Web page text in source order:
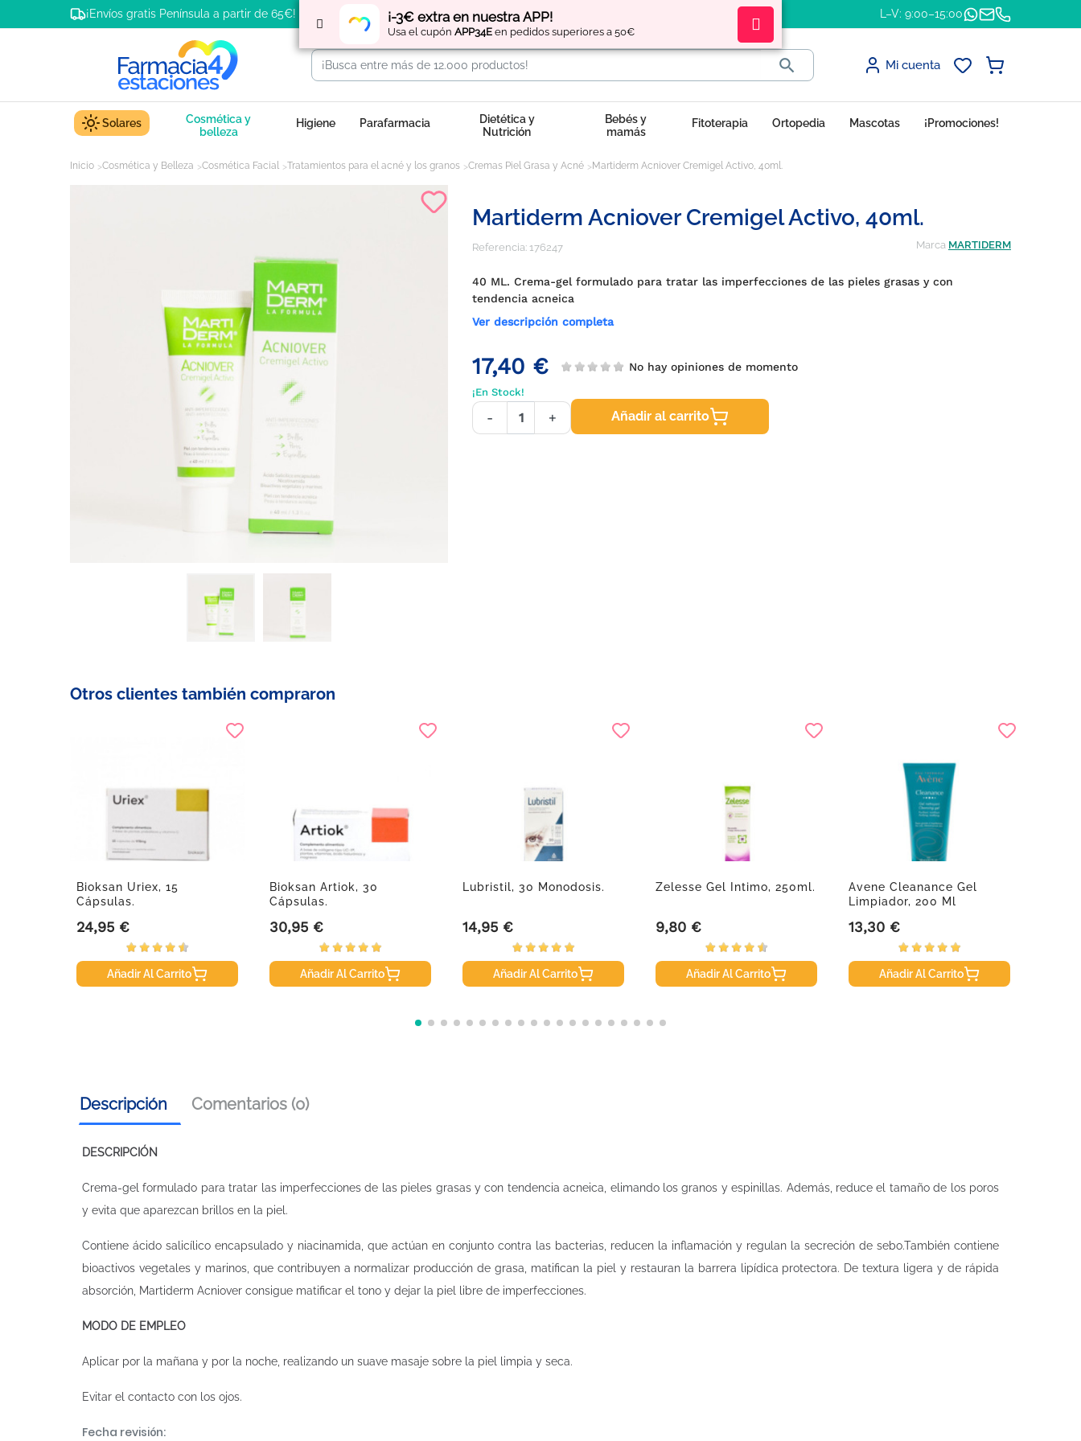
¡-3€ extra en nuestra APP!
Usa el cupón APP34E en pedidos superiores a 50€
¡Envíos gratis Península a partir de 65€! Regístratey obtén L–V: 9:00–15:00
 Mi cuenta
Solares
Cosmética y
belleza
Higiene Parafarmacia
Dietética y
Nutrición
Bebés y
mamás
Fitoterapia Ortopedia Mascotas ¡Promociones!
Inicio Cosmética y Belleza Cosmética Facial Tratamientos para el acné y los granos Cremas Piel Grasa y Acné Martiderm Acniover Cremigel Activo, 40ml.
Martiderm Acniover Cremigel Activo, 40ml.
Referencia: 176247 Marca MARTIDERM
40 ML. Crema-gel formulado para tratar las imperfecciones de las pieles grasas y con
tendencia acneica
Ver descripción completa
17,40 € No hay opiniones de momento
¡En Stock!
- + Añadir al carrito
Otros clientes también compraron
Bioksan Uriex, 15
Cápsulas.
Precio
24,95 €
Añadir Al Carrito
Bioksan Artiok, 30
Cápsulas.
Precio
30,95 €
Añadir Al Carrito
Lubristil, 30 Monodosis.
Precio
14,95 €
Añadir Al Carrito
Zelesse Gel Intimo, 250ml.
Precio
9,80 €
Añadir Al Carrito
Avene Cleanance Gel
Limpiador, 200 Ml
Precio
13,30 €
Añadir Al Carrito
Descripción Comentarios (0)
DESCRIPCIÓN
Crema-gel formulado para tratar las imperfecciones de las pieles grasas y con tendencia acneica, elimando los granos y espinillas. Además, reduce el tamaño de los poros
y evita que aparezcan brillos en la piel.
Contiene ácido salicílico encapsulado y niacinamida, que actúan en conjunto contra las bacterias, reducen la inflamación y regulan la secreción de sebo.También contiene
bioactivos vegetales y marinos, que contribuyen a normalizar producción de grasa, matifican la piel y restauran la barrera lipídica protectora. De textura ligera y de rápida
absorción, Martiderm Acniover consigue matificar el tono y dejar la piel libre de imperfecciones.
MODO DE EMPLEO
Aplicar por la mañana y por la noche, realizando un suave masaje sobre la piel limpia y seca.
Evitar el contacto con los ojos.
Fecha revisión: